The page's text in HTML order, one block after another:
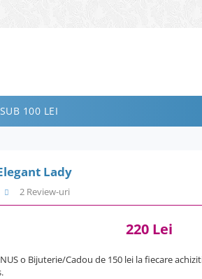
100 LEI
Lady
2 Review-uri
220 Lei
o Bijuterie/Cadou de 150 lei la fiecare